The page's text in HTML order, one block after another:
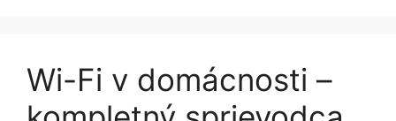
Wi-Fi v domácnosti –